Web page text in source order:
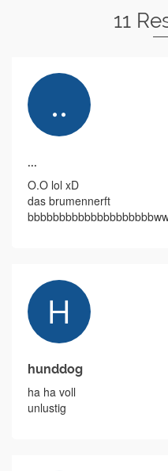
11
...
O.O lol xD
das brumennerft
hunddog
ha ha voll
unlustig